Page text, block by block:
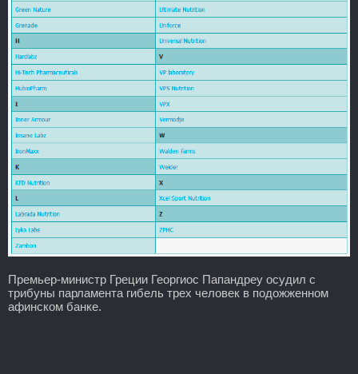
Премьер-министр Греции Георгиос Папандреу осудил с
трибуны парламента гибель трех человек в подожженном
афинском банке.